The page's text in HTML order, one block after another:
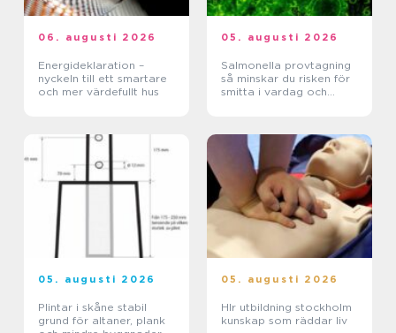
06. augusti 2026
Energideklaration –
nyckeln till ett smartare
och mer värdefullt hus
05. augusti 2026
Salmonella provtagning
så minskar du risken för
smitta i vardag och
05. augusti 2026
Plintar i skåne stabil
grund för altaner, plank
05. augusti 2026
Hlr utbildning stockholm
kunskap som räddar liv